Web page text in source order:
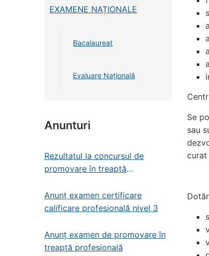
EXAMENE NAȚIONALE
Bacalaureat
Evaluare Națională
Anunturi
Rezultatul la concursul de
promovare în treaptă
patrimoniu
Anunț examen certificare
calificare profesională nivel 3
Anunț examen de promovare în
treaptă profesională
Se
sau
curat